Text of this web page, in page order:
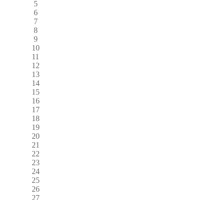
5
6
7
8
9
10
11
12
13
14
15
16
17
18
19
20
21
22
23
24
25
26
27